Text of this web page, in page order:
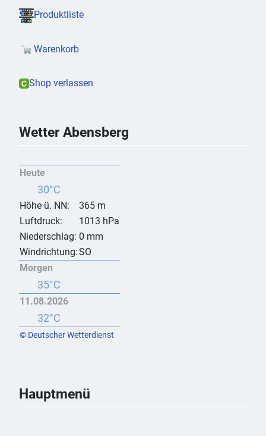
Hauptmenü
Produktliste
Warenkorb
Shop verlassen
Wetter Abensberg
Heute
30°C
Höhe ü. NN:
365 m
Luftdruck:
1013 hPa
Niederschlag: 0 mm
Windrichtung:SO
Morgen
35°C
11.08.2026
32°C
© Deutscher Wetterdienst